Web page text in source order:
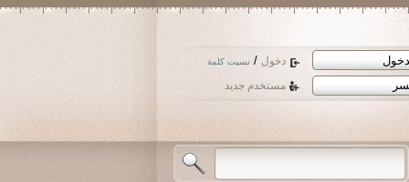
دخول / نسيت كلمة
مستخدم جديد